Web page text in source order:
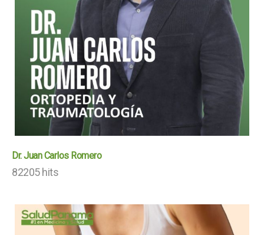
Dr. Juan Carlos Romero
82205 hits